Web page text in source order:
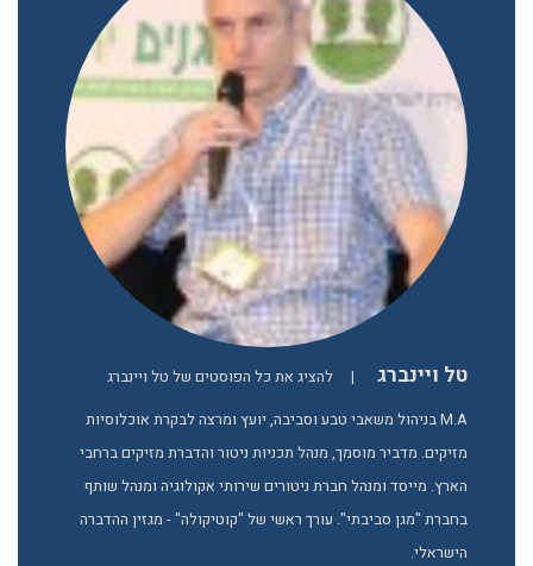
טל ויינברג |
להציג את כל הפוסטים של טל ויינברג
M.A בניהול משאבי טבע וסביבה, יועץ ומרצה לבקרת אוכלוסיות
מזיקים. מדביר מוסמך, מנהל תכניות ניטור והדברת מזיקים ברחבי
הארץ. מייסד ומנהל חברת ניטורים שירותי אקולוגיה ומנהל שותף
בחברת "מגן סביבתי". עורך ראשי של "קוטיקולה" - מגזין ההדברה
הישראלי.